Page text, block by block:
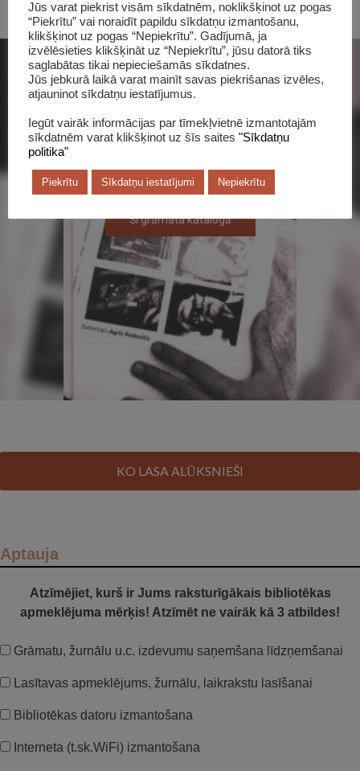
Šī grāmata katalogā
KO LASA ALŪKSNIEŠI
Aptauja
Atzīmējiet, kurš ir Jums raksturīgākais bibliotēkas
apmeklējuma mērķis! Atzīmēt ne vairāk kā 3 atbildes!
Grāmatu, žurnālu u.c. izdevumu saņemšana līdzņemšanai
Lasītavas apmeklējums, žurnālu, laikrakstu lasīšanai
Bibliotēkas datoru izmantošana
Interneta (t.sk.WiFi) izmantošana
Jūs varat piekrist visām sīkdatnēm, noklikšķinot uz pogas
“Piekrītu” vai noraidīt papildu sīkdatņu izmantošanu,
klikšķinot uz pogas “Nepiekrītu”. Gadījumā, ja
izvēlēsieties klikšķināt uz “Nepiekrītu”, jūsu datorā tiks
saglabātas tikai nepieciešamās sīkdatnes.
Jūs jebkurā laikā varat mainīt savas piekrišanas izvēles,
atjauninot sīkdatņu iestatījumus.
Iegūt vairāk informācijas par tīmekļvietnē izmantotajām
sīkdatnēm varat klikšķinot uz šīs saites "Sīkdatņu
politika"
Piekrītu Sīkdatņu iestatījumi Nepiekrītu